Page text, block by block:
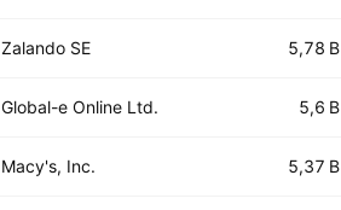
Zalando SE 5,78 B
Global-e Online Ltd. 5,6 B
Macy's, Inc. 5,37 B